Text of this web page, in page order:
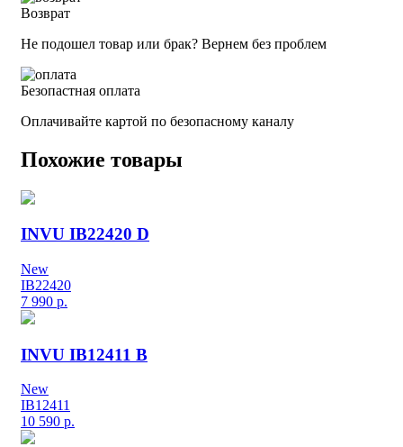
Возврат
Не подошел товар или брак? Вернем без проблем
Безопастная оплата
Оплачивайте картой по безопасному каналу
Похожие товары
INVU IB22420 D
New
IB22420
7 990 р.
INVU IB12411 B
New
IB12411
10 590 р.